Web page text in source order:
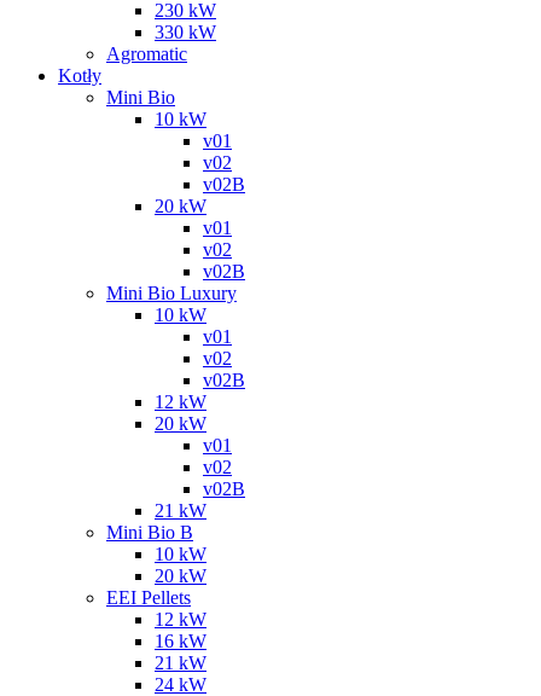
230 kW
330 kW
Agromatic
Kotły
Mini Bio
10 kW
v01
v02
v02B
20 kW
v01
v02
v02B
Mini Bio Luxury
10 kW
v01
v02
v02B
12 kW
20 kW
v01
v02
v02B
21 kW
Mini Bio B
10 kW
20 kW
EEI Pellets
12 kW
16 kW
21 kW
24 kW